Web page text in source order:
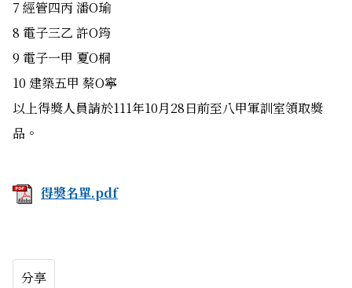
7 經管四丙 潘O瑜
8 電子三乙 許O筠
9 電子一甲 夏O桐
10 建築五甲 蔡O寧
以上得獎人員請於111年10月28日前至八甲軍訓室領取獎
品。
得獎名單.pdf
分享